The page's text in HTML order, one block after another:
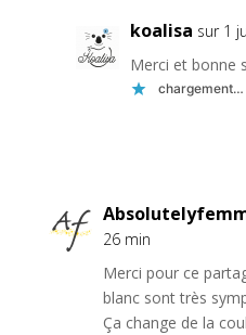
koalisa sur 1
Merci et bonne
chargement…
26 min
Merci pour ce
blanc sont très
Ça change de la